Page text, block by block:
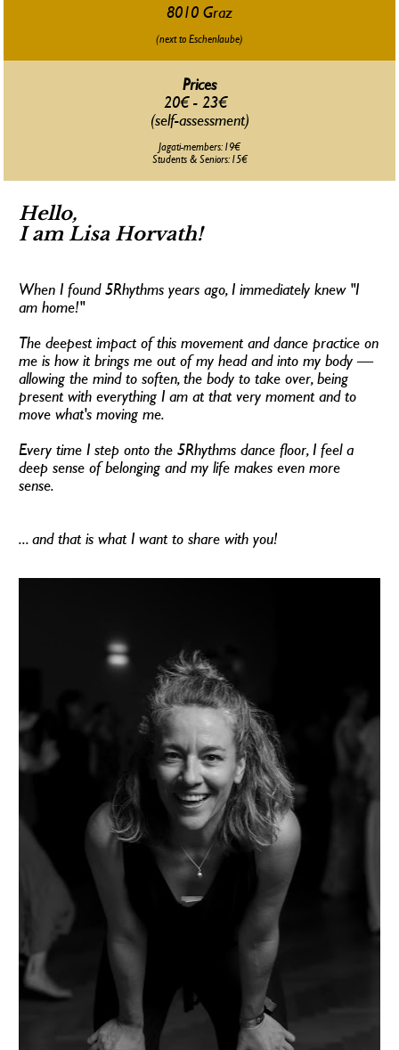
8010 Graz
(next to Eschenlaube)
Prices
20€ - 23€
(self-assessment)
Jagati-members: 19€
Students & Seniors: 15€
Hello,
I am Lisa Horvath!
When I found 5Rhythms years ago, I immediately knew "I
am home!"
The deepest impact of this movement and dance practice on
me is how it brings me out of my head and into my body —
allowing the mind to soften, the body to take over, being
present with everything I am at that very moment and to
move what's moving me.
Every time I step onto the 5Rhythms dance floor, I feel a
deep sense of belonging and my life makes even more
sense.
... and that is what I want to share with you!